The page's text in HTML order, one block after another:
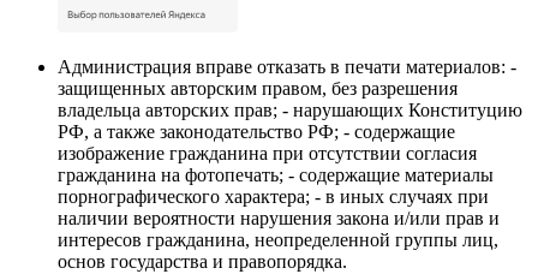
Администрация вправе отказать в печати материалов: -
защищенных авторским правом, без разрешения
владельца авторских прав; - нарушающих Конституцию
РФ, а также законодательство РФ; - содержащие
изображение гражданина при отсутствии согласия
гражданина на фотопечать; - содержащие материалы
порнографического характера; - в иных случаях при
наличии вероятности нарушения закона и/или прав и
интересов гражданина, неопределенной группы лиц,
основ государства и правопорядка.